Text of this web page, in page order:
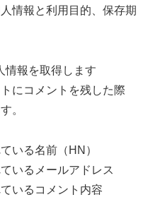
情報と利用目的、保存期
情報を取得します
にコメントを残した際
。
いる名前（HN）
いるメールアドレス
いるコメント内容